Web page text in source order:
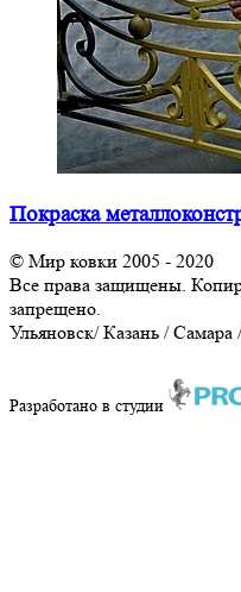
Покраска
© Мир ковки 2005 - 2020
Все права защищены.
запрещено.
Ульяновск/ Казань / Самара
Разработано в студии